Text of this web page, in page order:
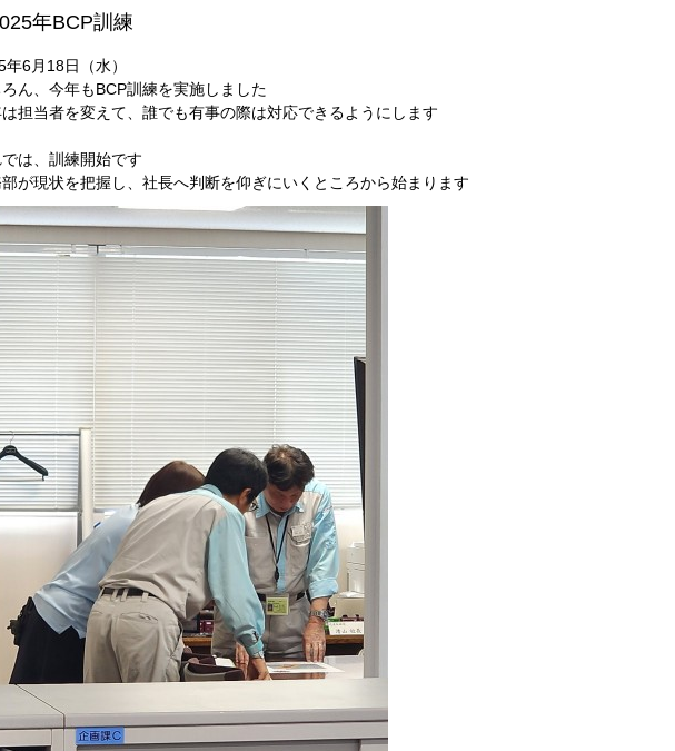
年BCP訓練
年6月18日（水）
ん、今年もBCP訓練を実施しました
担当者を変えて、誰でも有事の際は対応できるようにします
は、訓練開始です
が現状を把握し、社長へ判断を仰ぎにいくところから始まります